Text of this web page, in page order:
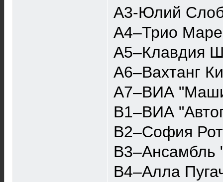
A3-Юлий
A4–Трио
A5–Клавдия
A6–Вахтанг
A7–ВИА
B1–ВИА
B2–София
B3–Ансамбль
B4–Алла